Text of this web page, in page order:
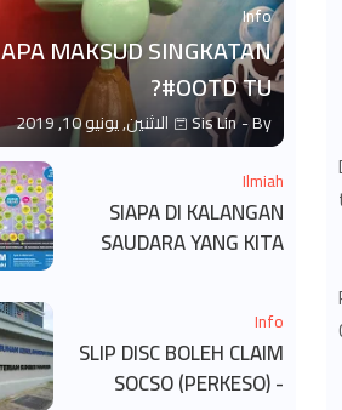
Info
APA MAKSUD SINGKATAN
#OOTD TU?
By -
Sis Lin الاثنين, يونيو 10, 2019
Ilmiah
SIAPA DI KALANGAN
SAUDARA YANG KITA
Info
SLIP DISC BOLEH CLAIM
SOCSO (PERKESO) -